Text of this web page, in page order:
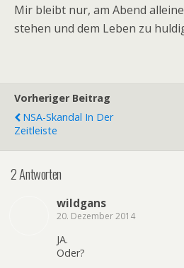
Mir bleibt nur, am Abend
stehen und dem Leben zu
Vorheriger Beitrag
NSA-Skandal In Der
Zeitleiste
2 Antworten
wildgans
20. Dezember 2014
JA.
Oder?